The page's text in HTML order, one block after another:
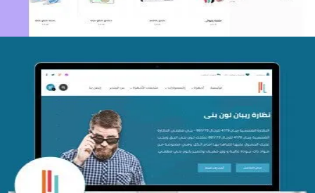
تصميم متجر اي كير
التفاصيل